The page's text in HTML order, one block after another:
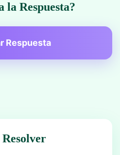
la Respuesta?
Respuesta